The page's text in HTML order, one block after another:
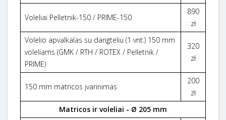
Voleliai Pelletnik-150 / PRIME-150
890
zł
Volelio apvalkalas su dangteliu (1 vnt.) 150 mm
voleliams (GMK / RTH / ROTEX / Pelletnik /
PRIME)
320
zł
150 mm matricos įvarinimas
200
zł
Matricos ir voleliai - Ø 205 mm